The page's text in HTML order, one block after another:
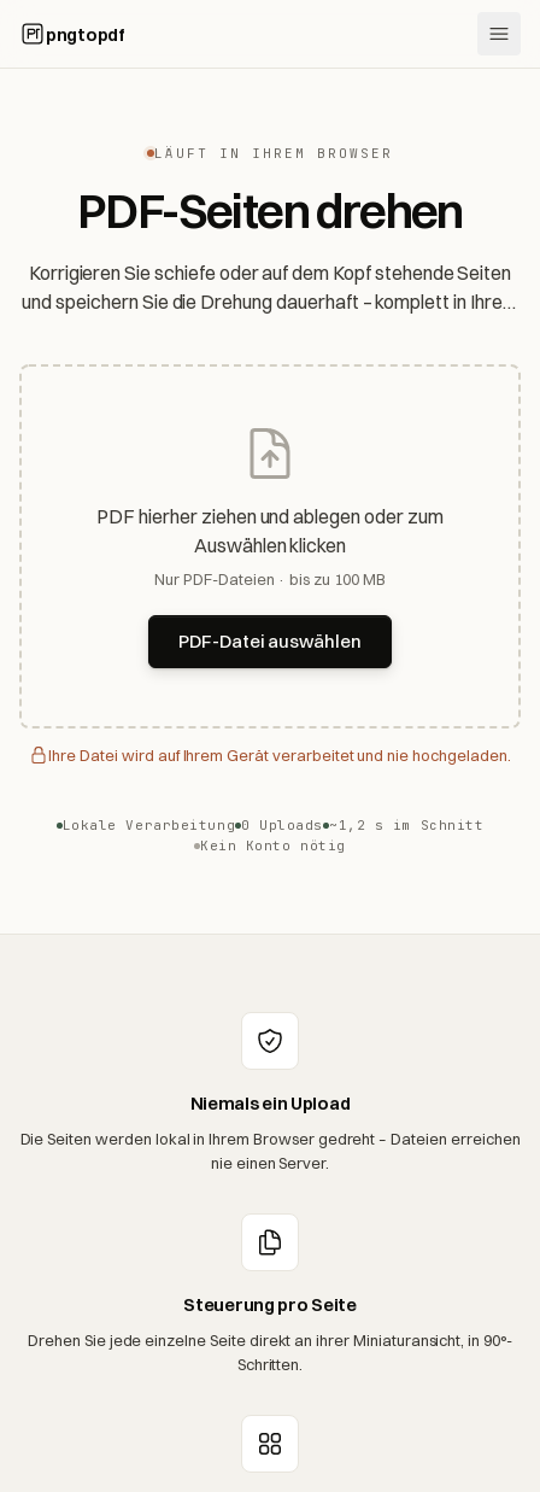
pngtopdf
LÄUFT IN IHREM BROWSER
PDF-Seiten drehen
Korrigieren Sie schiefe oder auf dem Kopf stehende Seiten
und speichern Sie die Drehung dauerhaft – komplett in Ihrem
PDF hierher ziehen und ablegen oder zum
Auswählen klicken
Nur PDF-Dateien · bis zu 100 MB
PDF-Datei auswählen
Ihre Datei wird auf Ihrem Gerät verarbeitet und nie hochgeladen.
Lokale Verarbeitung 0 Uploads ~1,2 s im Schnitt
Kein Konto nötig
Niemals ein Upload
Die Seiten werden lokal in Ihrem Browser gedreht – Dateien erreichen
nie einen Server.
Steuerung pro Seite
Drehen Sie jede einzelne Seite direkt an ihrer Miniaturansicht, in 90°-
Schritten.